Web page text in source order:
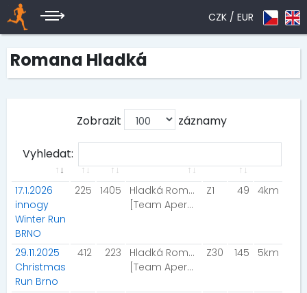
CZK / EUR
Romana Hladká
Zobrazit záznamy
Vyhledat:
17.1.2026
innogy
Winter Run
BRNO
225 1405
Hladká Romana
[Team Aperol]
Z1 49 4km
29.11.2025
Christmas
Run Brno
412 223
Hladká Romana
[Team Aperol]
Z30 145 5km